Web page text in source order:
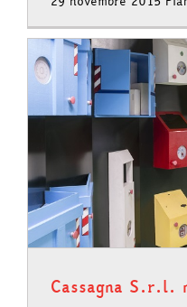
Cassagna S.r.l.